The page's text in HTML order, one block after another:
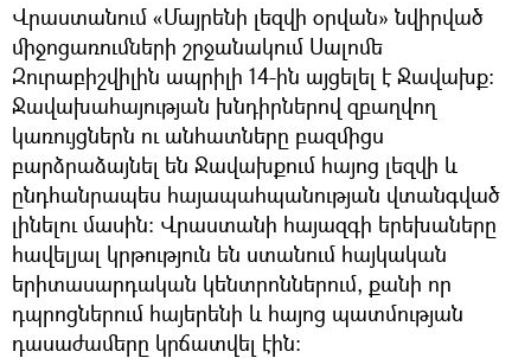
Վրաստանում «Մայրենի լեզվի օրվան» նվիրված
միջոցառումների շրջանակում Սալոմե
Զուրաբիշվիլին ապրիլի 14-ին այցելել է Ջավախք։
Ջավախահայության խնդիրներով զբաղվող
կառույցներն ու անհատները բազմիցս
բարձրաձայնել են Ջավախքում հայոց լեզվի և
ընդհանրապես հայապահպանության վտանգված
լինելու մասին։ Վրաստանի հայազգի երեխաները
հավելյալ կրթություն են ստանում հայկական
երիտասարդական կենտրոններում, քանի որ
դպրոցներում հայերենի և հայոց պատմության
դասաժամերը կրճատվել էին։